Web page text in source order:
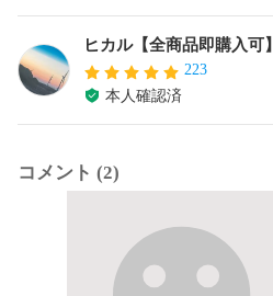
ヒカル【全商品即購入可】
223
本人確認済
コメント (2)